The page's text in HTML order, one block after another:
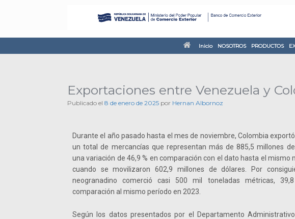
Inicio NOSOTROS PRODUCTOS
Exportaciones entre Venezuela y
Publicado el 8 de enero de 2025 por Hernan Albornoz
Durante el año pasado hasta el mes de noviembre, Colombia
un total de mercancías que representan más de 885,5 millones
una variación de 46,9 % en comparación con el dato hasta el mismo
cuando se movilizaron 602,9 millones de dólares. Por
neogranadino comerció casi 500 mil toneladas métricas,
comparación al mismo período en 2023.
Según los datos presentados por el Departamento